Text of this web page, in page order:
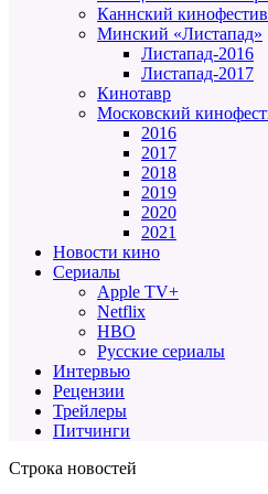
Каннский
Минский «Листапад»
Листапад-2016
Листапад-2017
Кинотавр
Московский
2016
2017
2018
2019
2020
2021
Новости кино
Сериалы
Apple TV+
Netflix
HBO
Русские сериалы
Интервью
Рецензии
Трейлеры
Питчинги
Строка новостей